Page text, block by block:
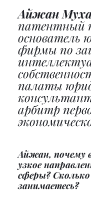
Айжан
патентный
основатель
фирмы по
палаты
арбитр
Айжан, почему
узкое
сферы?
занимаетесь?